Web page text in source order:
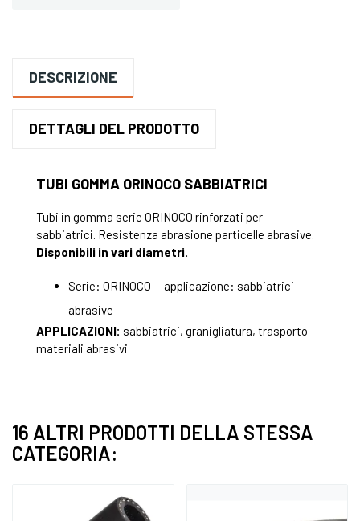
DESCRIZIONE
DETTAGLI DEL PRODOTTO
TUBI GOMMA ORINOCO SABBIATRICI
Tubi in gomma serie ORINOCO rinforzati per
sabbiatrici. Resistenza abrasione particelle abrasive.
Disponibili in vari diametri.
Serie: ORINOCO — applicazione: sabbiatrici
abrasive
APPLICAZIONI: sabbiatrici, granigliatura, trasporto
materiali abrasivi
16 ALTRI PRODOTTI DELLA STESSA
CATEGORIA: